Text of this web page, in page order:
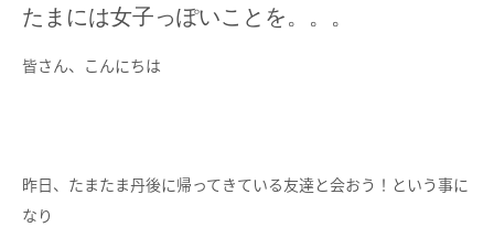
たまには女子っぽいことを。。。
皆さん、こんにちは
昨日、たまたま丹後に帰ってきている友達と会おう！という事に
なり